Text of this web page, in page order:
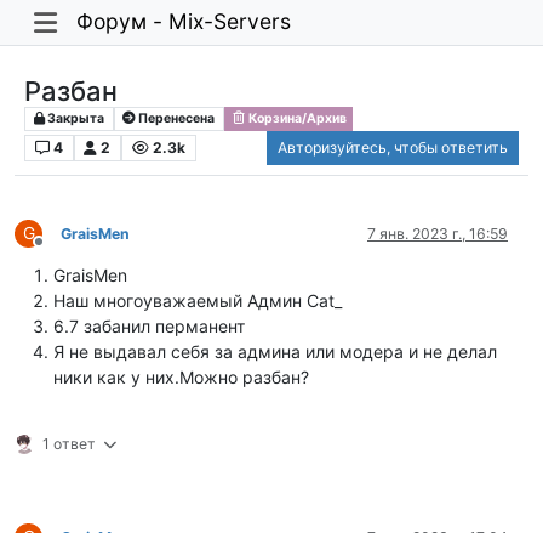
Форум - Mix-Servers
Разбан
Закрыта Перенесена Корзина/Архив
4 2 2.3k Авторизуйтесь, чтобы ответить
G
Не в сети
GraisMen 7 янв. 2023 г., 16:59
GraisMen
Наш многоуважаемый Админ Cat_
6.7 забанил перманент
Я не выдавал себя за админа или модера и не делал
ники как у них.Можно разбан?
1 ответ